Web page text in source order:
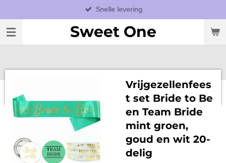
direct
naar
Sweet One
Snelle levering
Vrijgezellenfees
t set Bride to Be
en Team Bride
mint groen,
goud en wit 20-
delig